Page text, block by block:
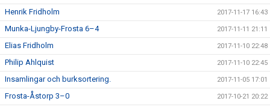
Henrik Fridholm 2017-11-17 16:43
Munka-Ljungby-Frosta 6–4 2017-11-11 21:11
Elias Fridholm 2017-11-10 22:48
Philip Ahlquist 2017-11-10 22:45
Insamlingar och burksortering. 2017-11-05 17:01
Frosta-Åstorp 3–0 2017-10-21 20:22